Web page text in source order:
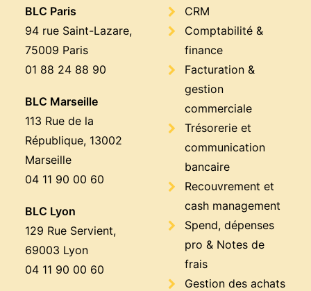
BLC Paris
94 rue Saint-Lazare,
75009 Paris
01 88 24 88 90
BLC Marseille
113 Rue de la
République, 13002
Marseille
04 11 90 00 60
BLC Lyon
129 Rue Servient,
69003 Lyon
04 11 90 00 60
CRM
Comptabilité &
finance
Facturation &
gestion
commerciale
Trésorerie et
communication
bancaire
Recouvrement et
cash management
Spend, dépenses
pro & Notes de
frais
Gestion des achats